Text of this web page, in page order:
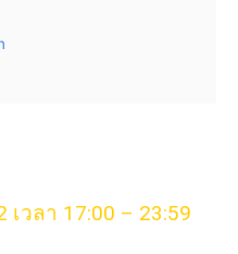
วลา 17:00 – 23:59